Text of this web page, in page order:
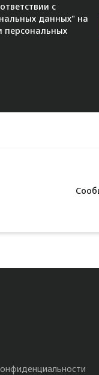
с
данных" на
персональных